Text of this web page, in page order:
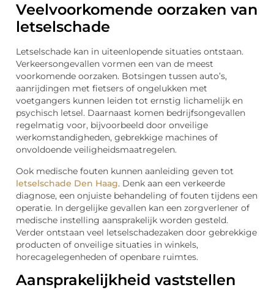
Veelvoorkomende oorzaken van
letselschade
Letselschade kan in uiteenlopende situaties ontstaan.
Verkeersongevallen vormen een van de meest
voorkomende oorzaken. Botsingen tussen auto’s,
aanrijdingen met fietsers of ongelukken met
voetgangers kunnen leiden tot ernstig lichamelijk en
psychisch letsel. Daarnaast komen bedrijfsongevallen
regelmatig voor, bijvoorbeeld door onveilige
werkomstandigheden, gebrekkige machines of
onvoldoende veiligheidsmaatregelen.
Ook medische fouten kunnen aanleiding geven tot
letselschade Den Haag. Denk aan een verkeerde
diagnose, een onjuiste behandeling of fouten tijdens een
operatie. In dergelijke gevallen kan een zorgverlener of
medische instelling aansprakelijk worden gesteld.
Verder ontstaan veel letselschadezaken door gebrekkige
producten of onveilige situaties in winkels,
horecagelegenheden of openbare ruimtes.
Aansprakelijkheid vaststellen